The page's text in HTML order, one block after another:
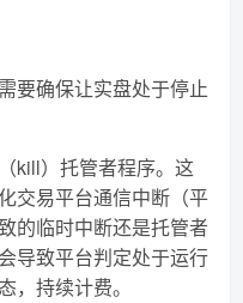
要确保让实盘处于停止
kill）托管者程序。这
交易平台通信中断（平
的临时中断还是托管者
导致平台判定处于运行
，持续计费。